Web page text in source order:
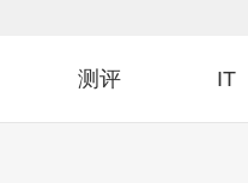
测评 IT